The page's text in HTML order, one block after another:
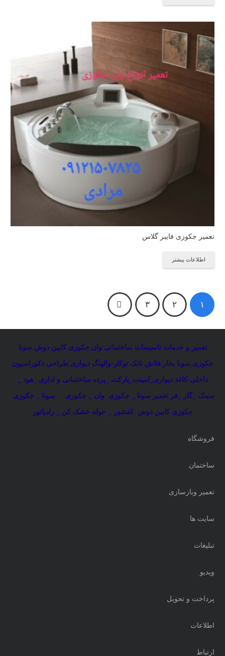
تعمیر جکوزی فایبر گلاس
اطلاعات بیشتر
راهبری
نوشته‌ها
۱ ۲ ۳
تعمیر و خدمات تاسیسات ساختمانی:وان جکوزی ,کابین دوش سونا
جکوزی سونا بخار فلاش تانک توکار-والهنگ دیواری ,طراحی دکوراسیون
داخلی:کاغذ دیواری_لمینت_پارکت _پرده ساختمانی و اداری _هود _
سینک _گاز _فر تعمیر سونا _ جکوزی وان _ جکوزی سونا _ جکوزی
جکوزی کابین دوش کفشور _ حوله خشک کن _ رادیاتور
فروشگاه
ساختمان
تعمیر وبازسازی
سایت ها
تبلیغات
ویدیو
پرداخت و تحویل
اطلاعات
ارتباط